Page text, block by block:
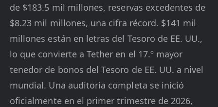
de $183.5 mil millones, reservas excedentes de
$8.23 mil millones, una cifra récord. $141 mil
millones están en letras del Tesoro de EE. UU.,
lo que convierte a Tether en el 17.º mayor
tenedor de bonos del Tesoro de EE. UU. a nivel
mundial. Una auditoría completa se inició
oficialmente en el primer trimestre de 2026,